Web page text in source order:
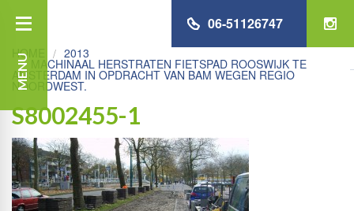
MENU
06-51126747
HOME 2013
MACHINAAL HERSTRATEN FIETSPAD ROOSWIJK TE
AMSTERDAM IN OPDRACHT VAN BAM WEGEN REGIO
NOORDWEST.
S8002455-1